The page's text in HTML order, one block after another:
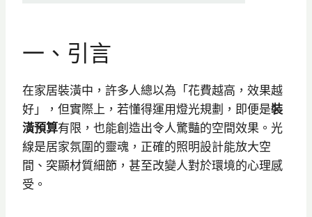
一、引言
在家居裝潢中，許多人總以為「花費越高，效果越
好」，但實際上，若懂得運用燈光規劃，即便是裝
潢預算有限，也能創造出令人驚豔的空間效果。光
線是居家氛圍的靈魂，正確的照明設計能放大空
間、突顯材質細節，甚至改變人對於環境的心理感
受。